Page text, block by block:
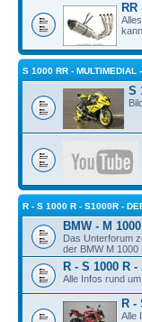
kann.
S 1000 RR - MULTIMEDIAL
S
R - S 1000 R - S1000R -
BMW - M
Das Unterforum
der BMW M 1000
R - S 1000 R
Alle Infos rund
R -
Alle